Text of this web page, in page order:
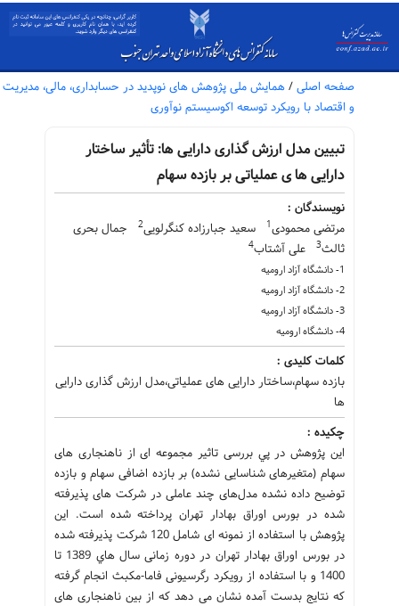
صفحه اصلی / همایش ملی پژوهش های نوپدید در حسابداری، مالی، مدیریت
و اقتصاد با رویکرد توسعه اکوسیستم نوآوری
تبیین مدل ارزش گذاری دارایی ها: تأثیر ساختار
دارایی ها ی عملیاتی بر بازده سهام
نویسندگان :
مرتضی محمودی1 سعید جبارزاده کنگرلویی2
جمال بحری
ثالث3 علی آشتاب4
1- دانشگاه آزاد ارومیه
2- دانشگاه آزاد ارومیه
3- دانشگاه آزاد ارومیه
4- دانشگاه ارومیه
کلمات کلیدی :
بازده سهام،ساختار دارایی های عملیاتی،مدل ارزش گذاری دارایی
ها
چکیده :
اين پژوهش در پي بررسی تاثیر مجموعه ای از ناهنجاری های
سهام (متغیرهای شناسایی نشده) بر بازده اضافی سهام و بازده
توضیح داده نشده مدل‌های چند عاملی در شرکت های پذیرفته
شده در بورس اوراق بهادار تهران پرداخته شده است. این
پژوهش با استفاده از نمونه ای شامل 120 شرکت پذیرفته شده
در بورس اوراق بهادار تهران در دوره زمانی سال هاي 1389 تا
1400 و با استفاده از رویکرد رگرسیونی فاما-مکبث انجام گرفته
که نتایج بدست آمده نشان می دهد که از بین ناهنجاری های